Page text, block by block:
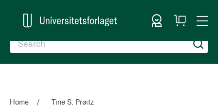
Sign In
My
Cart
Home Tine S. Prøitz